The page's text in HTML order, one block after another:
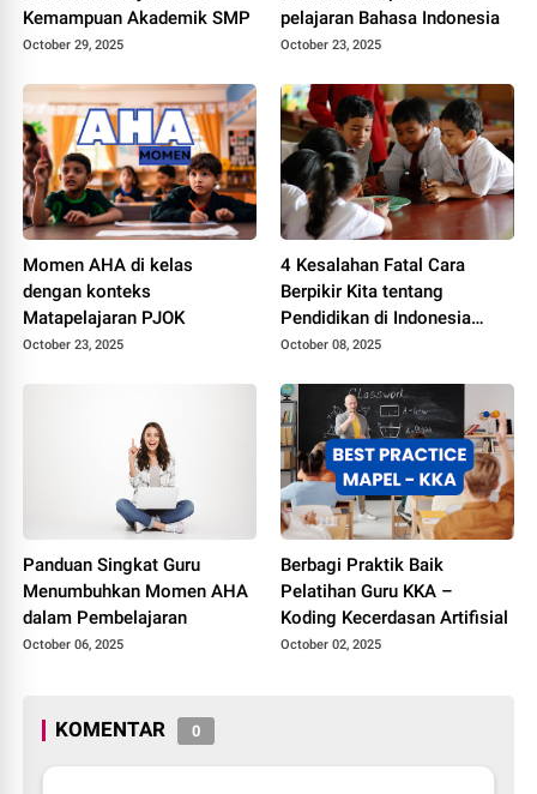
Kemampuan Akademik SMP
October 29, 2025
pelajaran Bahasa Indonesia
October 23, 2025
Momen AHA di kelas
dengan konteks
Matapelajaran PJOK
October 23, 2025
4 Kesalahan Fatal Cara
Berpikir Kita tentang
Pendidikan di Indonesia
(Menurut Sains)
October 08, 2025
Panduan Singkat Guru
Menumbuhkan Momen AHA
dalam Pembelajaran
October 06, 2025
Berbagi Praktik Baik
Pelatihan Guru KKA –
Koding Kecerdasan Artifisial
October 02, 2025
KOMENTAR 0